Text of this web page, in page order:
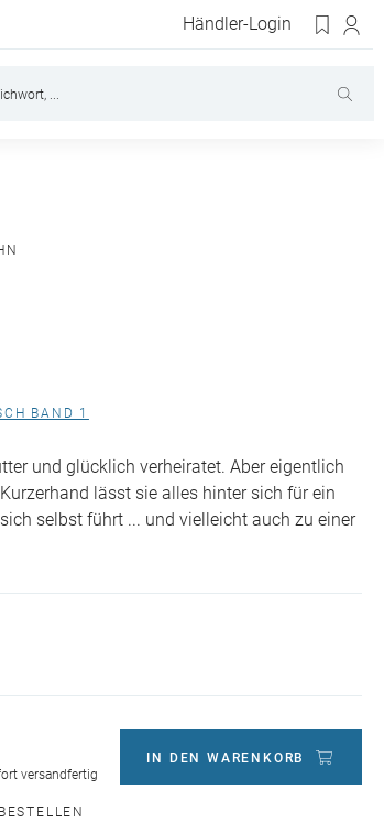
Händler-Login
BAND 1
und glücklich verheiratet. Aber eigentlich
lässt sie alles hinter sich für ein
selbst führt ... und vielleicht auch zu einer
versandfertig
IN DEN WARENKORB